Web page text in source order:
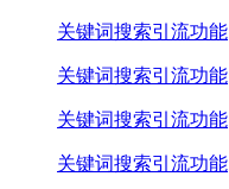
关键词搜索引流功能
关键词搜索引流功能
关键词搜索引流功能
关键词搜索引流功能